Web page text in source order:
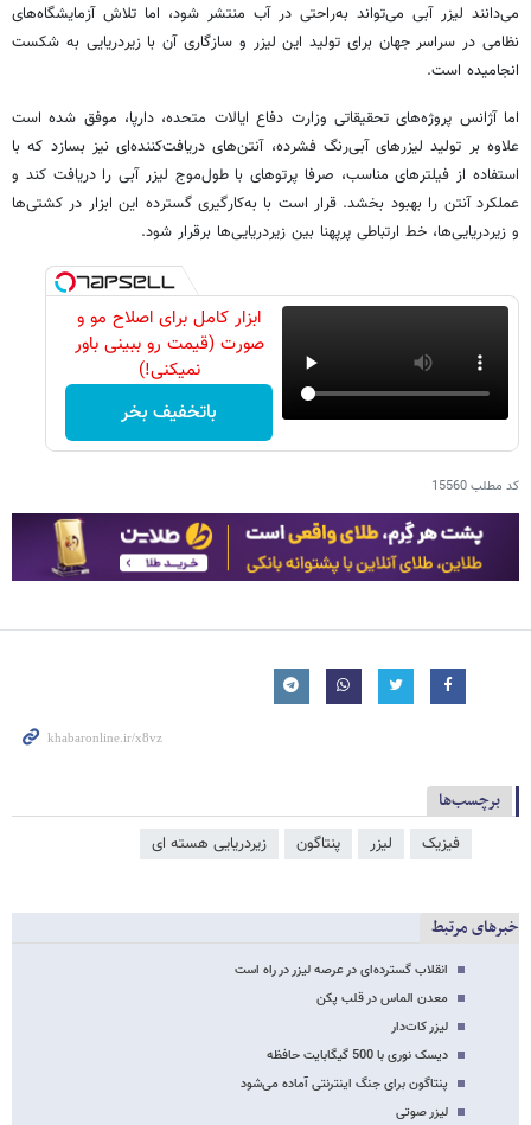
می‌دانند لیزر آبی می‌تواند به‌راحتی در آب منتشر شود، اما تلاش آزمایشگاه‌های
نظامی در سراسر جهان برای تولید این لیزر و سازگاری آن با زیردریایی به شکست
انجامیده است.
اما آژانس پروژه‌های تحقیقاتی وزارت دفاع ایالات متحده، دارپا، موفق شده است
علاوه بر تولید لیزرهای آبی‌رنگ فشرده، آنتن‌های دریافت‌کننده‌ای نیز بسازد که با
استفاده از فیلترهای مناسب، صرفا پرتوهای با طول‌موج لیزر آبی را دریافت کند و
عملکرد آنتن را بهبود بخشد. قرار است با به‌کارگیری گسترده این ابزار در کشتی‌ها
و زیردریایی‌ها، خط ارتباطی پرپهنا بین زیردریایی‌ها برقرار شود.
ابزار کامل برای اصلاح مو و
صورت (قیمت رو ببینی باور
نمیکنی!)
باتخفیف بخر
کد مطلب15560
برچسب‌ها
فیزیک لیزر پنتاگون زیردریایی هسته ای
خبرهای مرتبط
انقلاب گسترده‌ای در عرصه لیزر در راه است
معدن الماس در قلب پکن
لیزر کات‌دار
دیسک نوری با 500 گیگابایت حافظه
پنتاگون برای جنگ اینترنتی آماده می‌شود
لیزر صوتی